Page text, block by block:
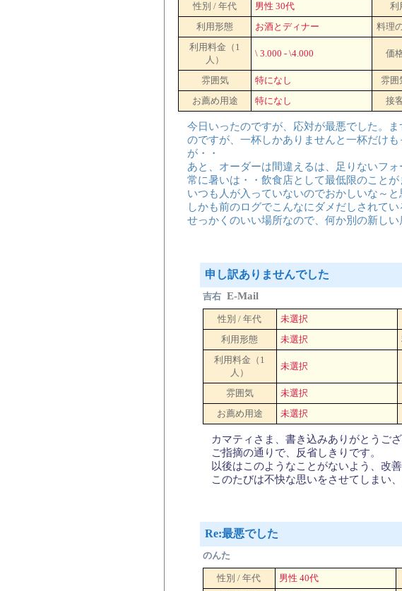
性別 / 年代 男性 30代 利
利用形態
お酒とディナー 料理
利用料金（1
人）
\ 3.000 - \4.000 価
雰囲気 特になし 雰囲
お薦め用途
特になし 接
今日いったのですが、応対が最悪でした。
のですが、一杯しかありませんと一杯だけ
が・・
あと、オーダーは間違えるは、足りないフ
常に暑いは・・飲食店として最低限のことが
いつも人が入っていないのでおかしいな～
しかも前のログでこんなにダメだしされて
せっかくのいい場所なので、何か別の新し
申し訳ありませんでした
吉右 E-Mail
性別 / 年代 未選択
利用形態
未選択
利用料金（1
人）
未選択
雰囲気 未選択
お薦め用途
未選択
カマティさま、書き込みありがとうござ
ご指摘の通りで、反省しきりです。
以後はこのようなことがないよう、改
このたびは不快な思いをさせてしまい
Re:最悪でした
のんた
性別 / 年代 男性 40代